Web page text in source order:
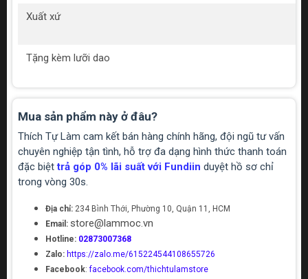
Xuất xứ
Tặng kèm lưỡi dao
Mua sản phẩm này ở đâu?
Thích Tự Làm cam kết bán hàng chính hãng, đội ngũ tư vấn
chuyên nghiệp tận tình, hỗ trợ đa dạng hình thức thanh toán
đặc biệttrả góp 0% lãi suất với Fundiin duyệt hồ sơ chỉ
trong vòng 30s.
Địa chỉ: 234 Bình Thới, Phường 10, Quận 11, HCM
Email: store@lammoc.vn
Hotline: 02873007368
Zalo: https://zalo.me/615224544108655726
Facebook:facebook.com/thichtulamstore